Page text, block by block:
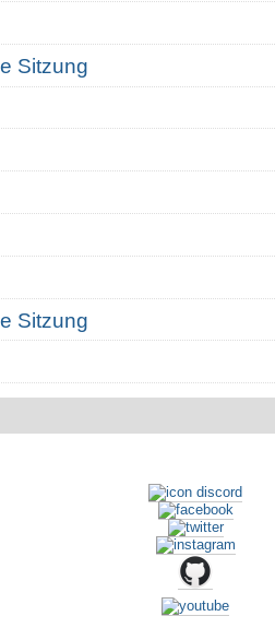
Sitzung
Sitzung